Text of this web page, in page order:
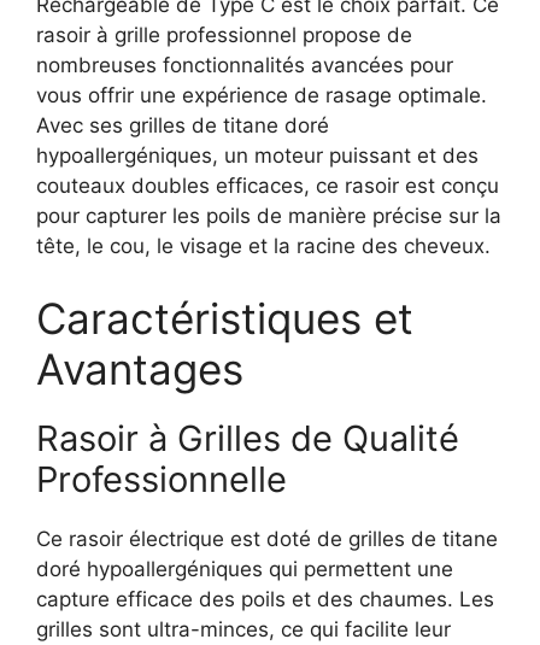
Rechargeable de Type C est le choix parfait. Ce
rasoir à grille professionnel propose de
nombreuses fonctionnalités avancées pour
vous offrir une expérience de rasage optimale.
Avec ses grilles de titane doré
hypoallergéniques, un moteur puissant et des
couteaux doubles efficaces, ce rasoir est conçu
pour capturer les poils de manière précise sur la
tête, le cou, le visage et la racine des cheveux.
Caractéristiques et
Avantages
Rasoir à Grilles de Qualité
Professionnelle
Ce rasoir électrique est doté de grilles de titane
doré hypoallergéniques qui permettent une
capture efficace des poils et des chaumes. Les
grilles sont ultra-minces, ce qui facilite leur